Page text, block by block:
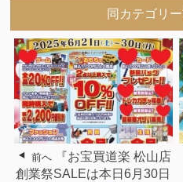
同カテゴリ
前へ
『お宝買道楽 松山店
創業祭SALEは本日6月30日